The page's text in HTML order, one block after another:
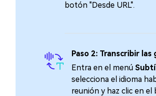
botón "Desde URL".
Paso 2: Transcribir
Entra en el menú
selecciona el idioma
reunión y haz clic en